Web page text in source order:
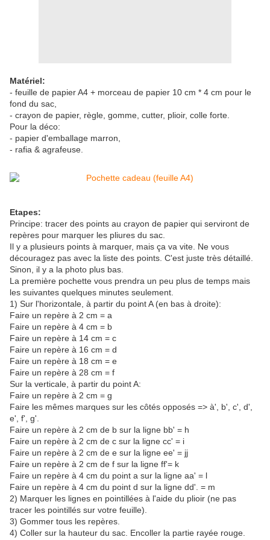
Matériel:
- feuille de papier A4 + morceau de papier 10 cm * 4 cm pour le
fond du sac,
- crayon de papier, règle, gomme, cutter, plioir, colle forte.
Pour la déco:
- papier d'emballage marron,
- rafia & agrafeuse.
Etapes:
Principe: tracer des points au crayon de papier qui serviront de
repères pour marquer les pliures du sac.
Il y a plusieurs points à marquer, mais ça va vite. Ne vous
découragez pas avec la liste des points. C'est juste très détaillé.
Sinon, il y a la photo plus bas.
La première pochette vous prendra un peu plus de temps mais
les suivantes quelques minutes seulement.
1) Sur l'horizontale, à partir du point A (en bas à droite):
Faire un repère à 2 cm = a
Faire un repère à 4 cm = b
Faire un repère à 14 cm = c
Faire un repère à 16 cm = d
Faire un repère à 18 cm = e
Faire un repère à 28 cm = f
Sur la verticale, à partir du point A:
Faire un repère à 2 cm = g
Faire les mêmes marques sur les côtés opposés => à', b', c', d',
e', f', g'.
Faire un repère à 2 cm de b sur la ligne bb' = h
Faire un repère à 2 cm de c sur la ligne cc' = i
Faire un repère à 2 cm de e sur la ligne ee' = jj
Faire un repère à 2 cm de f sur la ligne ff'= k
Faire un repère à 4 cm du point a sur la ligne aa' = l
Faire un repère à 4 cm du point d sur la ligne dd'. = m
2) Marquer les lignes en pointillées à l'aide du plioir (ne pas
tracer les pointillés sur votre feuille).
3) Gommer tous les repères.
4) Coller sur la hauteur du sac. Encoller la partie rayée rouge.